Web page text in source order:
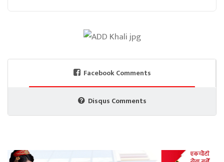
Facebook Comments
Disqus Comments